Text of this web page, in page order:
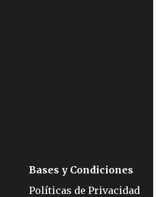
Bases y Condiciones
Políticas de Privacidad